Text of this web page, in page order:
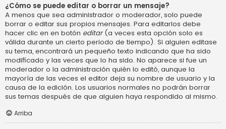
¿Cómo se puede editar o borrar un mensaje?
A menos que sea administrador o moderador, solo puede
borrar o editar sus propios mensajes. Para editarlos debe
hacer clic en en botón editar(a veces esta opción solo es
válida durante un cierto periodo de tiempo). Si alguien editase
su tema, encontrará un pequeño texto indicando que ha sido
modificado y las veces que lo ha sido. No aparece si fue un
moderador o la administración quién lo editó, aunque la
mayoría de las veces el editor deja su nombre de usuario y la
causa de la edición. Los usuarios normales no podrán borrar
sus temas después de que alguien haya respondido al mismo.
Arriba